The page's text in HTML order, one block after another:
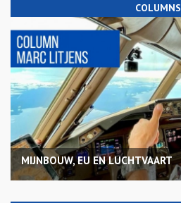
COLUMNS
MIJNBOUW, EU EN LUCHTVAART